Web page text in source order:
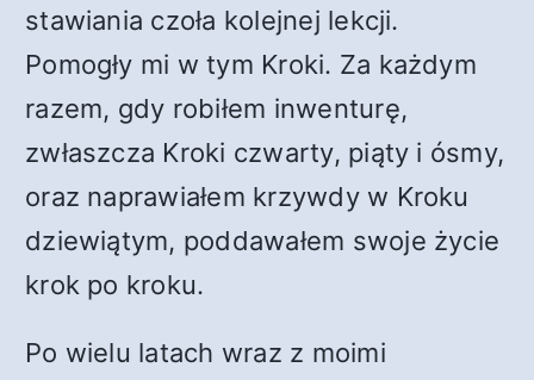
stawiania czoła kolejnej lekcji.
Pomogły mi w tym Kroki. Za każdym
razem, gdy robiłem inwenturę,
zwłaszcza Kroki czwarty, piąty i ósmy,
oraz naprawiałem krzywdy w Kroku
dziewiątym, poddawałem swoje życie
krok po kroku.
Po wielu latach wraz z moimi